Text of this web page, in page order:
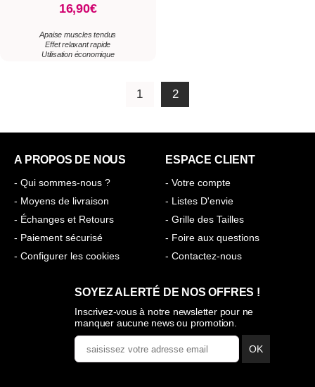
16,90€
Apaise muscles tendus
Effet relaxant rapide
Utilisation économique
1 2
A PROPOS DE NOUS
- Qui sommes-nous ?
- Moyens de livraison
- Échanges et Retours
- Paiement sécurisé
- Configurer les cookies
ESPACE CLIENT
- Votre compte
- Listes D'envie
- Grille des Tailles
- Foire aux questions
- Contactez-nous
SOYEZ ALERTÉ DE NOS OFFRES !
Inscrivez-vous à notre newsletter pour ne
manquer aucune news ou promotion.
OK